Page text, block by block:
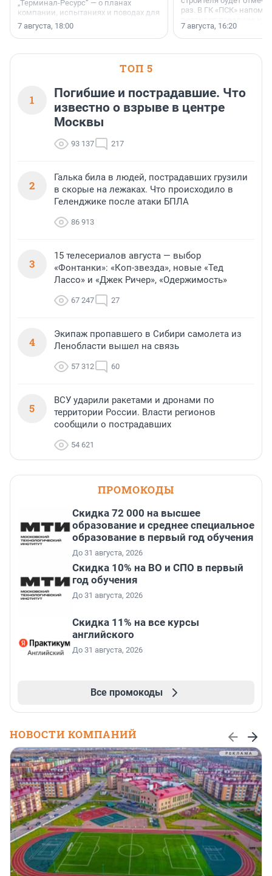
„Терминал-Ресурс“ — о планах
компании, испытаниях и поводах для
осторожного оптимизма.
7 августа, 18:00
раз. В ГК «ПСК»
поменялась роль
7 августа, 16:20
ТОП 5
1
Погибшие и пострадавшие. Что
известно о взрыве в центре
Москвы
93 137 217
2
Галька била в людей, пострадавших грузили
в скорые на лежаках. Что происходило в
Геленджике после атаки БПЛА
86 913
3
15 телесериалов августа — выбор
«Фонтанки»: «Коп-звезда», новые «Тед
Лассо» и «Джек Ричер», «Одержимость»
67 247 27
4
Экипаж пропавшего в Сибири самолета из
Ленобласти вышел на связь
57 312 60
5
ВСУ ударили ракетами и дронами по
территории России. Власти регионов
сообщили о пострадавших
54 621
ПРОМОКОДЫ
Скидка 72 000 на высшее
образование и среднее специальное
образование в первый год обучения
До 31 августа, 2026
Скидка 10% на ВО и СПО в первый
год обучения
До 31 августа, 2026
Скидка 11% на все курсы
английского
До 31 августа, 2026
Все промокоды
НОВОСТИ КОМПАНИЙ